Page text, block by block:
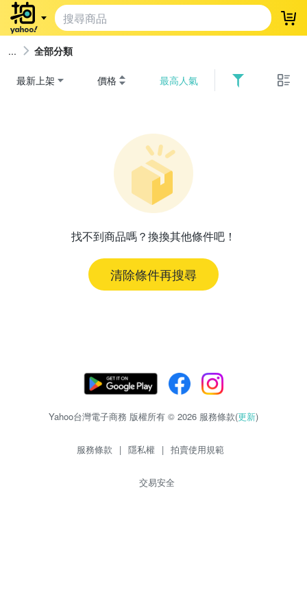
登
全部分類
最新上架 價格 最高人氣
找不到商品嗎？換換其他條件吧！
清除條件再搜尋
Yahoo台灣電子商務 版權所有 © 2026 服務條款(更新)
服務條款 | 隱私權 | 拍賣使用規範
交易安全